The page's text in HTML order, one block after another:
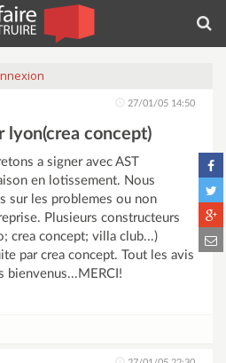
27/01/05 14:50
lyon(crea concept)
a signer avec AST
en lotissement. Nous
sur les problemes ou non
Plusieurs constructeurs
crea concept; villa club...)
par crea concept. Tout les avis
bienvenus...MERCI!